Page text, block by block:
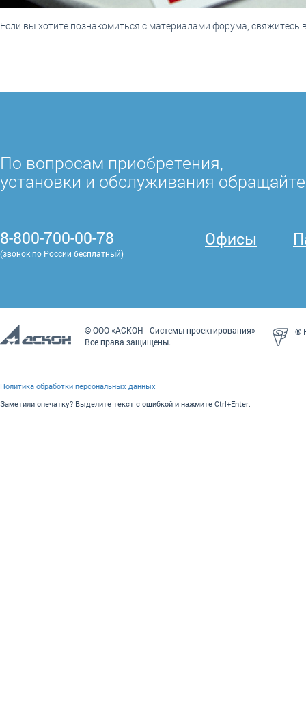
Если вы хотите познакомиться с материалами форума, свяжитесь
По вопросам приобретения,
установки и обслуживания
8-800-700-00-78
(звонок по России бесплатный)
Офисы
© ООО «АСКОН - Системы проектирования»
Все права защищены.
®
Политика обработки персональных данных
Заметили опечатку? Выделите текст с ошибкой и нажмите Ctrl+Enter.